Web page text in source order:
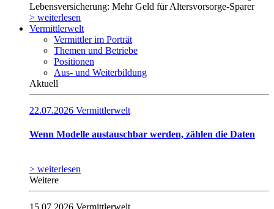
Lebensversicherung: Mehr Geld für Altersvorsorge-Sparer
> weiterlesen
Vermittlerwelt
Vermittler im Porträt
Themen und Betriebe
Positionen
Aus- und Weiterbildung
Aktuell
22.07.2026 Vermittlerwelt
Wenn Modelle austauschbar werden, zählen die Daten
> weiterlesen
Weitere